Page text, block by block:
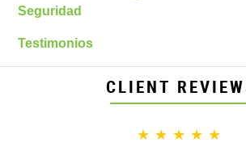
Seguridad
Testimonios
CLIENT
★★★★★